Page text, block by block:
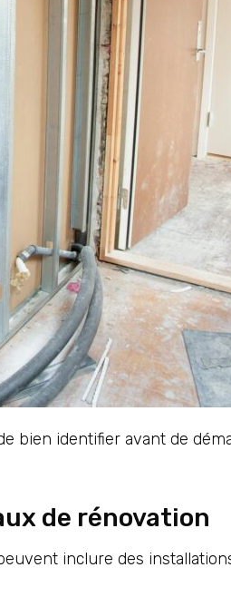
bien identifier avant de
de rénovation
inclure des